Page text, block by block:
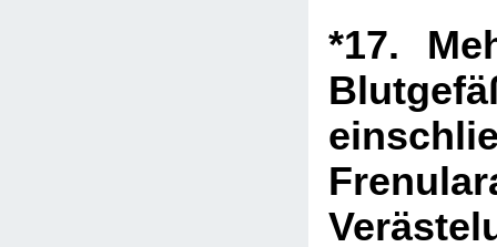
*17.